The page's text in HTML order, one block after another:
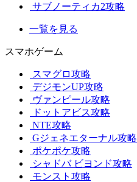
サブノーティカ2攻略
一覧を見る
スマホゲーム
スマグロ攻略
デジモンUP攻略
ヴァンピール攻略
ドットアビス攻略
NTE攻略
Gジェネエターナル攻略
ポケポケ攻略
シャドバ ビヨンド攻略
モンスト攻略